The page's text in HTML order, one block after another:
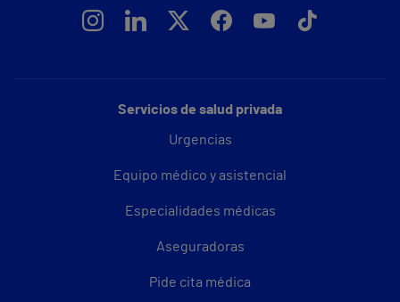
Servicios de salud privada
Urgencias
Equipo médico y asistencial
Especialidades médicas
Aseguradoras
Pide cita médica